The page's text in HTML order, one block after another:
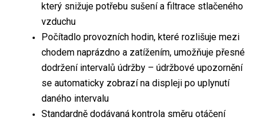
který snižuje potřebu sušení a filtrace stlačeného
vzduchu
Počítadlo provozních hodin, které rozlišuje mezi
chodem naprázdno a zatížením, umožňuje přesné
dodržení intervalů údržby – údržbové upozornění
se automaticky zobrazí na displeji po uplynutí
daného intervalu
Standardně dodávaná kontrola směru otáčení